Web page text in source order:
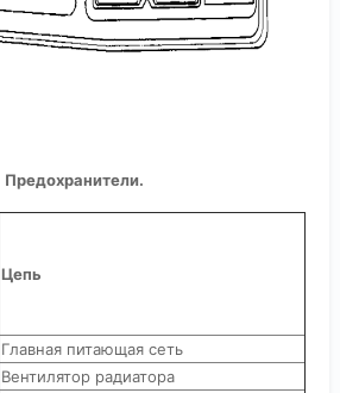
Предохранители.
Цепь
Главная питающая сеть
Вентилятор радиатора